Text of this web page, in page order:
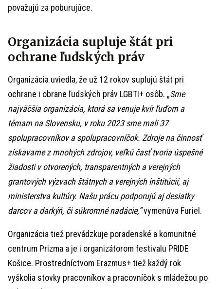
považujú za poburujúce.
Organizácia supluje štát pri
ochrane ľudských práv
Organizácia uviedla, že už 12 rokov suplujú štát pri
ochrane i obrane ľudských práv LGBTI+ osôb. „Sme
najväčšia organizácia, ktorá sa venuje kvír ľuďom a
témam na Slovensku, v roku 2023 sme mali 37
spolupracovníkov a spolupracovníčok. Zdroje na činnosť
získavame z mnohých zdrojov, veľkú časť tvoria úspešné
žiadosti v otvorených, transparentných a verejných
grantových výzvach štátnych a verejných inštitúcií, aj
ministerstva kultúry. Našu prácu podporujú aj desiatky
darcov a darkýň, či súkromné nadácie,”vymenúva Furiel.
Organizácia tiež prevádzkuje poradenské a komunitné
centrum Prizma a je i organizátorom festivalu PRIDE
Košice. Prostredníctvom Erazmus+ tiež každý rok
vyškolia stovky pracovníkov a pracovníčok s mládežou po